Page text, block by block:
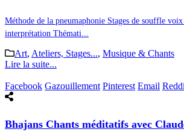
Méthode de la pneumaphonie Stages de souffle voix
interprétation Thémati...
Art, Ateliers, Stages..., Musique & Chants
Lire la suite...
Facebook Gazouillement Pinterest Email
Bhajans Chants méditatifs avec